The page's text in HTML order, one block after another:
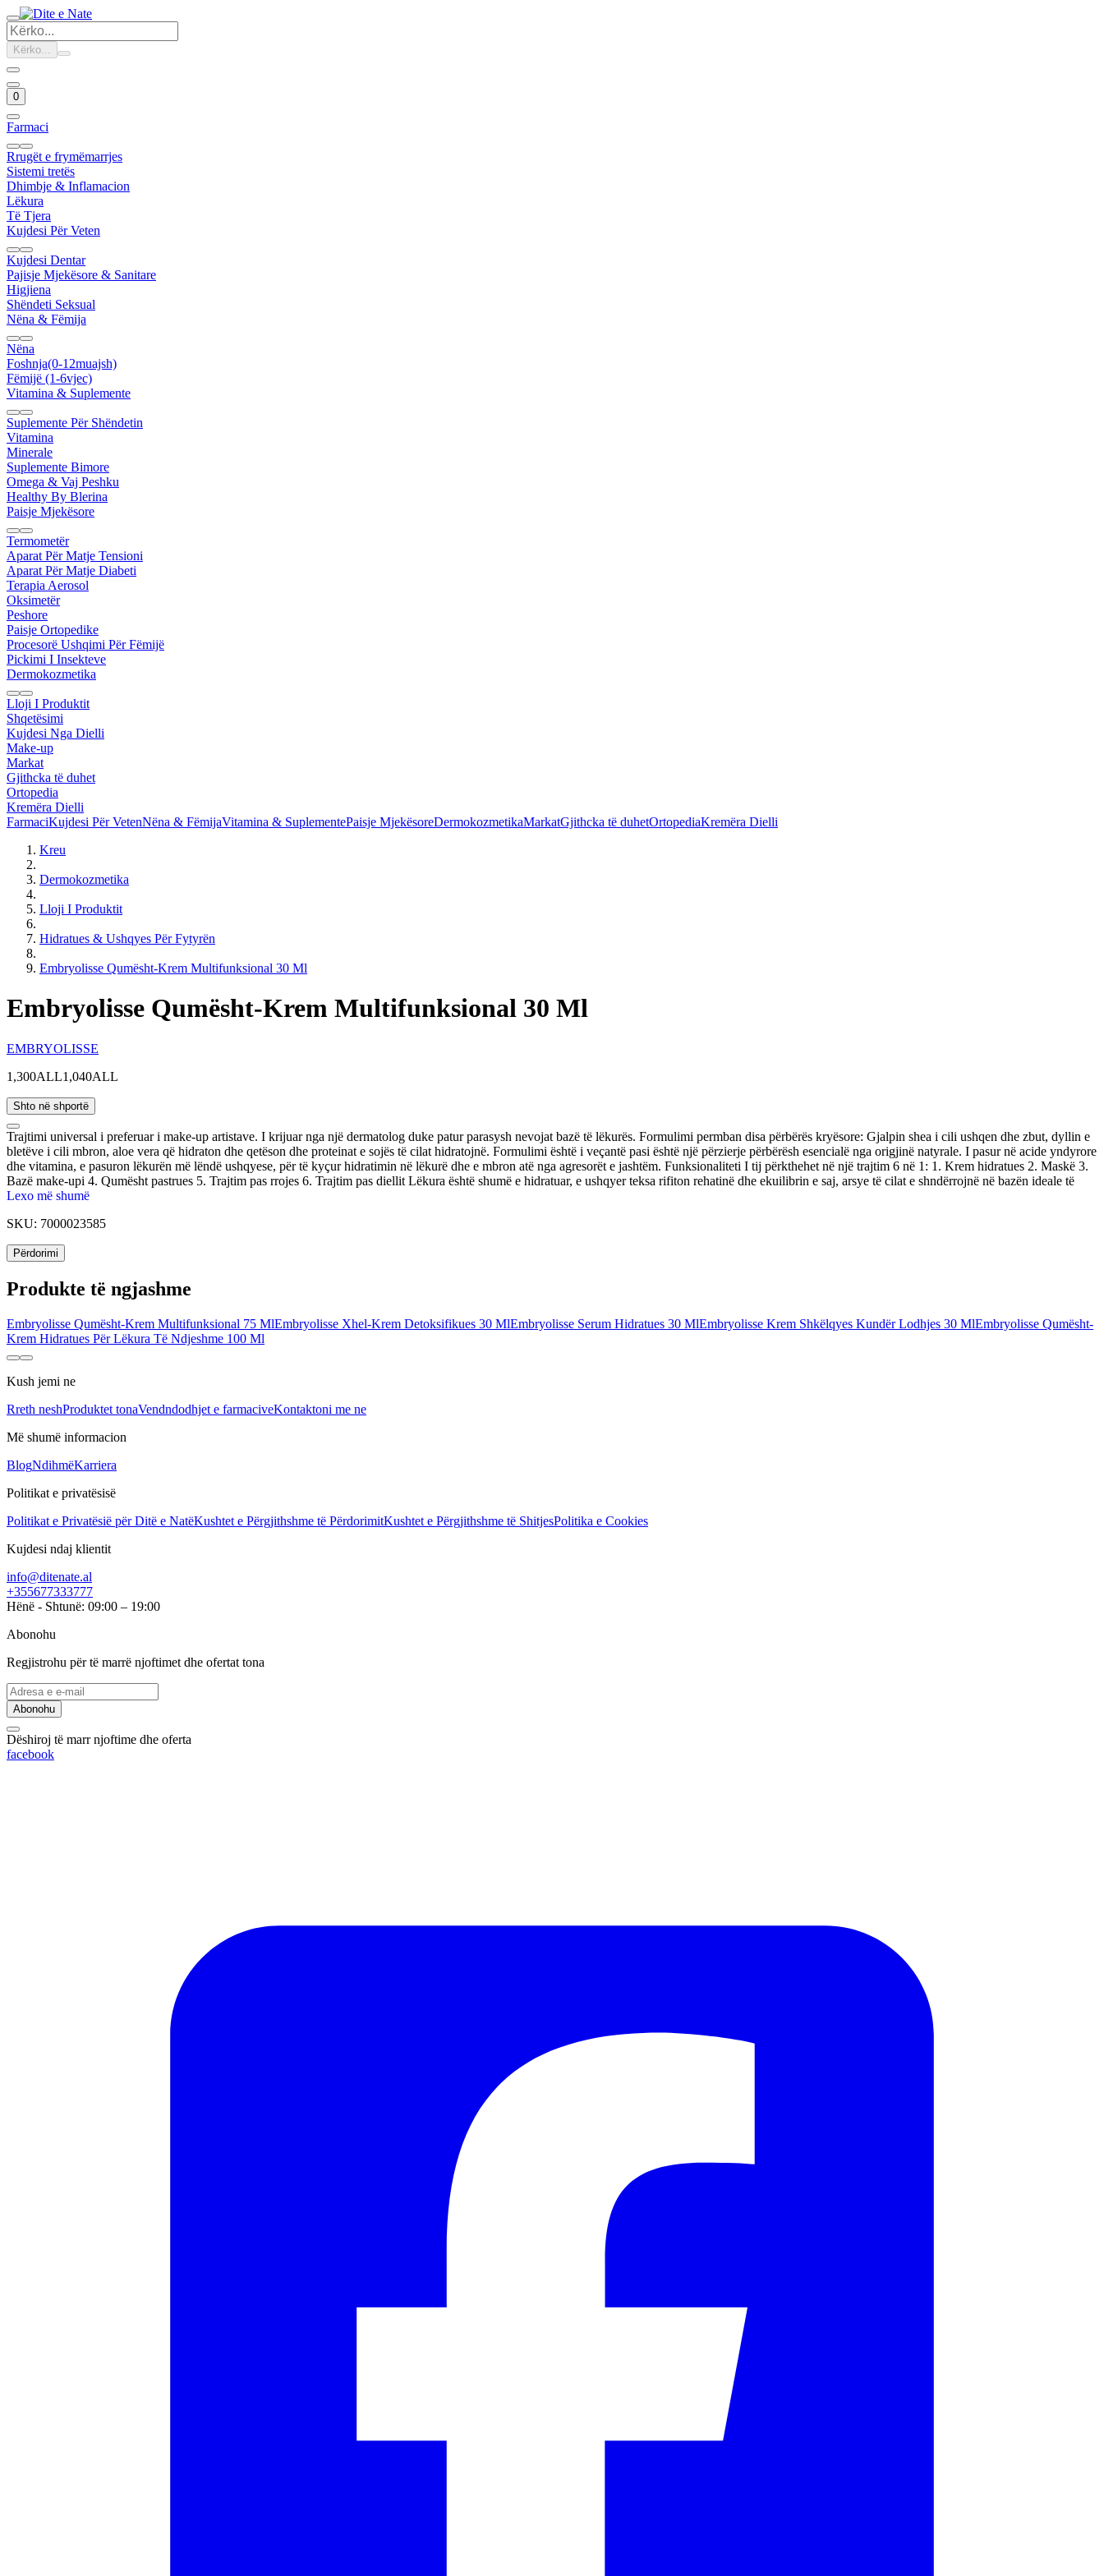
Kërko...
0
Farmaci
Rrugët e frymëmarrjes
Sistemi tretës
Dhimbje & Inflamacion
Lëkura
Të Tjera
Kujdesi Për Veten
Kujdesi Dentar
Pajisje Mjekësore & Sanitare
Higjiena
Shëndeti Seksual
Nëna & Fëmija
Nëna
Foshnja(0-12muajsh)
Fëmijë (1-6vjec)
Vitamina & Suplemente
Suplemente Për Shëndetin
Vitamina
Minerale
Suplemente Bimore
Omega & Vaj Peshku
Healthy By Blerina
Paisje Mjekësore
Termometër
Aparat Për Matje Tensioni
Aparat Për Matje Diabeti
Terapia Aerosol
Oksimetër
Peshore
Paisje Ortopedike
Procesorë Ushqimi Për Fëmijë
Pickimi I Insekteve
Dermokozmetika
Lloji I Produktit
Shqetësimi
Kujdesi Nga Dielli
Make-up
Markat
Gjithcka të duhet
Ortopedia
Kremëra Dielli
FarmaciKujdesi Për VetenNëna & FëmijaVitamina & SuplementePaisje MjekësoreDermokozmetikaMarkatGjithcka të duhetOrtopediaKremëra Dielli
Kreu
Dermokozmetika
Lloji I Produktit
Hidratues & Ushqyes Për Fytyrën
Embryolisse Qumësht-Krem Multifunksional 30 Ml
Embryolisse Qumësht-Krem Multifunksional 30 Ml
EMBRYOLISSE
1,300ALL1,040ALL
Shto në shportë
Trajtimi universal i preferuar i make-up artistave. I krijuar nga një dermatolog duke patur parasysh nevojat bazë të lëkurës. Formulimi permban disa përbërës kryësore: Gjalpin shea i cili ushqen dhe zbut, dyllin e
bletëve i cili mbron, aloe vera që hidraton dhe qetëson dhe proteinat e sojës të cilat hidratojnë. Formulimi është i veçantë pasi është një përzierje përbërësh esencialë nga origjinë natyrale. I pasur në acide yndyrore
dhe vitamina, e pasuron lëkurën më lëndë ushqyese, për të kyçur hidratimin në lëkurë dhe e mbron atë nga agresorët e jashtëm. Funksionaliteti I tij përkthehet në një trajtim 6 në 1: 1. Krem hidratues 2. Maskë 3.
Bazë make-upi 4. Qumësht pastrues 5. Trajtim pas rrojes 6. Trajtim pas diellit Lëkura është shumë e hidratuar, e ushqyer teksa rifiton rehatinë dhe ekuilibrin e saj, arsye të cilat e shndërrojnë në bazën ideale të
make-upit.
Lexo më shumë
SKU: 7000023585
Përdorimi
Produkte të ngjashme
Embryolisse Qumësht-Krem Multifunksional 75 MlEmbryolisse Xhel-Krem Detoksifikues 30 MlEmbryolisse Serum Hidratues 30 MlEmbryolisse Krem Shkëlqyes Kundër Lodhjes 30 MlEmbryolisse Qumësht-
Krem Hidratues Për Lëkura Të Ndjeshme 100 Ml
Kush jemi ne
Rreth neshProduktet tonaVendndodhjet e farmaciveKontaktoni me ne
Më shumë informacion
BlogNdihmëKarriera
Politikat e privatësisë
Politikat e Privatësië për Ditë e NatëKushtet e Përgjithshme të PërdorimitKushtet e Përgjithshme të ShitjesPolitika e Cookies
Kujdesi ndaj klientit
info@ditenate.al
+355677333777
Hënë - Shtunë: 09:00 – 19:00
Abonohu
Regjistrohu për të marrë njoftimet dhe ofertat tona
Abonohu
Dëshiroj të marr njoftime dhe oferta
facebook